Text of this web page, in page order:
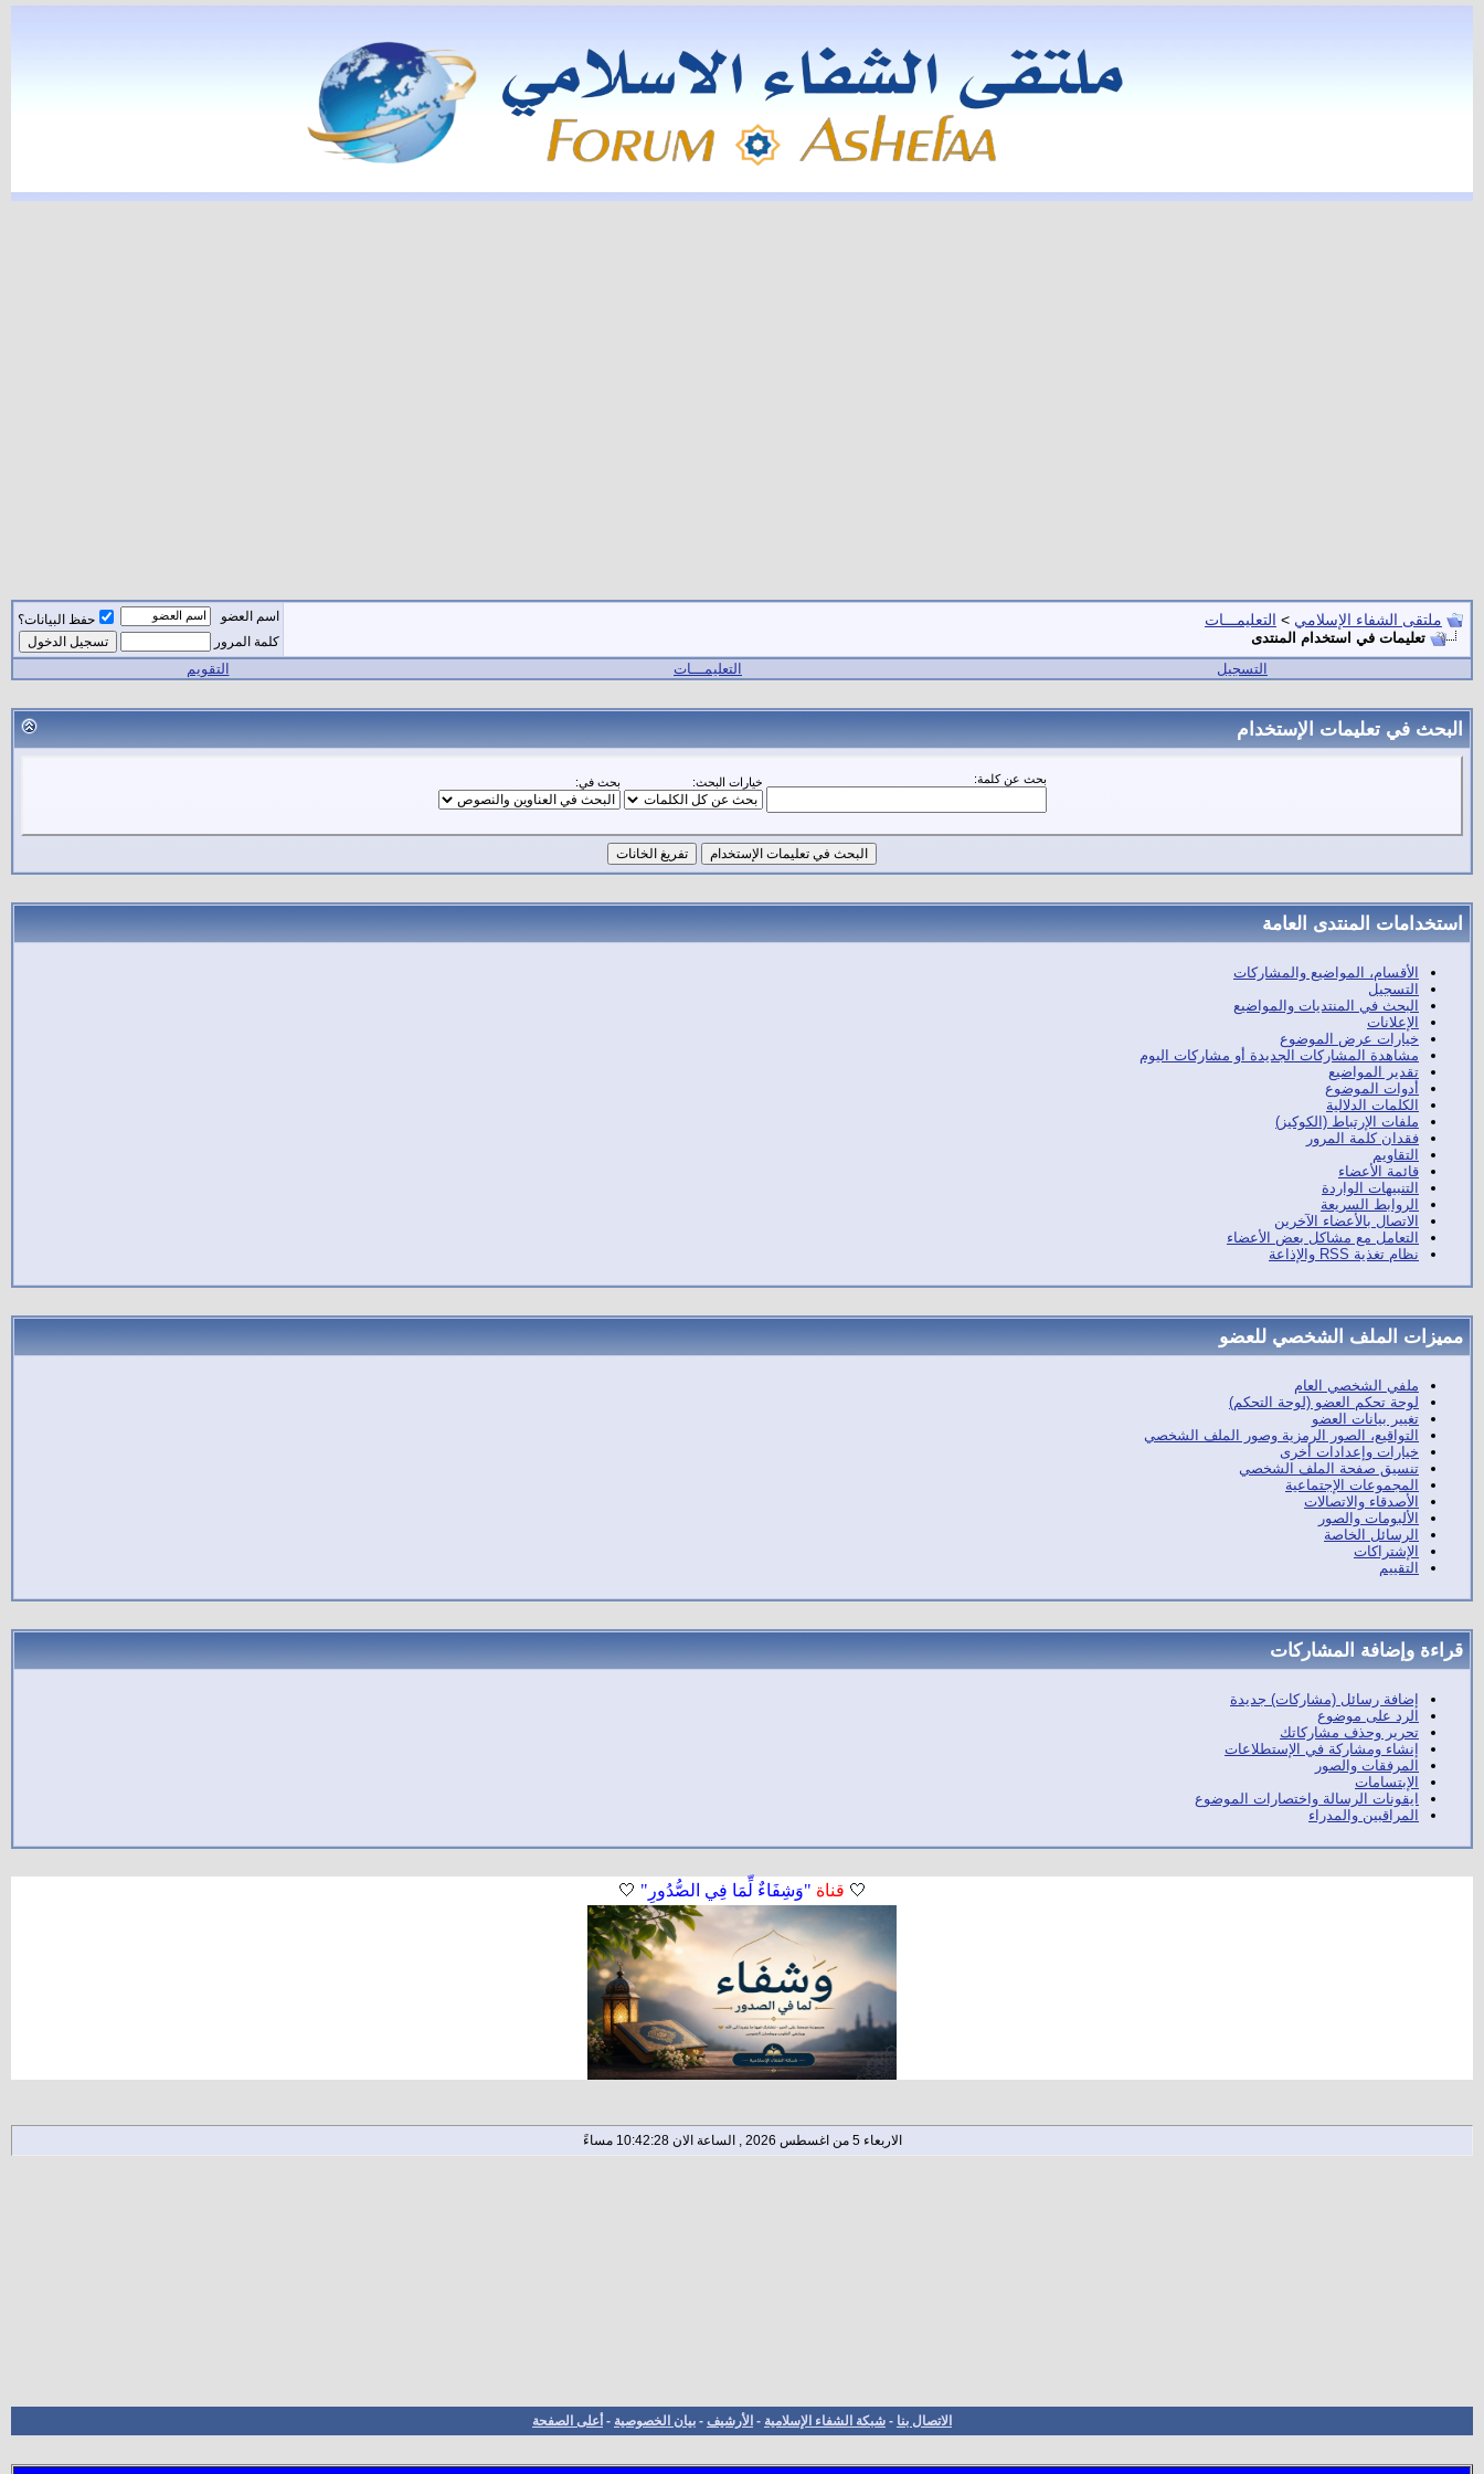
ملتقى الشفاء الإسلامي > التعليمـــات
تعليمات في استخدام المنتدى
اسم العضو
حفظ البيانات؟
كلمة المرور
التسجيل التعليمـــات التقويم
البحث في تعليمات الإستخدام
بحث عن كلمة: خيارات البحث: بحث في:
استخدامات المنتدى العامة
الأقسام، المواضيع والمشاركات
التسجيل
البحث في المنتديات والمواضيع
الإعلانات
خيارات عرض الموضوع
مشاهدة المشاركات الجديدة أو مشاركات اليوم
تقدير المواضيع
أدوات الموضوع
الكلمات الدلالية
ملفات الإرتباط (الكوكيز)
فقدان كلمة المرور
التقاويم
قائمة الأعضاء
التنبيهات الواردة
الروابط السريعة
الاتصال بالأعضاء الآخرين
التعامل مع مشاكل بعض الأعضاء
نظام تغذية RSS والإذاعة
مميزات الملف الشخصي للعضو
ملفي الشخصي العام
لوحة تحكم العضو (لوحة التحكم)
تغيير بيانات العضو
التواقيع، الصور الرمزية وصور الملف الشخصي
خيارات وإعدادات أخرى
تنسيق صفحة الملف الشخصي
المجموعات الإجتماعية
الأصدقاء والاتصالات
الألبومات والصور
الرسائل الخاصة
الإشتراكات
التقييم
قراءة وإضافة المشاركات
إضافة رسائل (مشاركات) جديدة
الرد على موضوع
تحرير وحذف مشاركاتك
إنشاء ومشاركة في الإستطلاعات
المرفقات والصور
الإبتسامات
ايقونات الرسالة واختصارات الموضوع
المراقبين والمدراء
🤍 قناة "وَشِفَاءٌ لِّمَا فِي الصُّدُورِ" 🤍
الاربعاء 5 من اغسطس 2026 , الساعة الان 10:42:28 مساءً
الاتصال بنا - شبكة الشفاء الإسلامية - الأرشيف - بيان الخصوصية - أعلى الصفحة